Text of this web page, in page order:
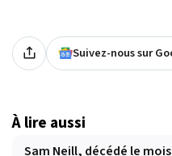
Suivez-nous sur
À lire aussi
Sam Neill, décédé le